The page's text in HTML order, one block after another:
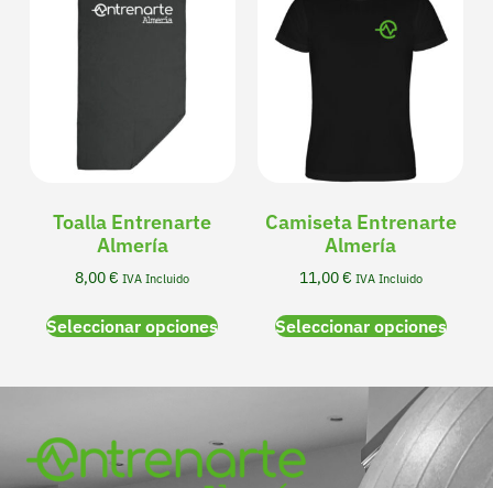
Toalla Entrenarte
Almería
8,00€ IVA Incluido
Seleccionar opciones
Camiseta Entrenarte
Almería
11,00€ IVA Incluido
Seleccionar opciones